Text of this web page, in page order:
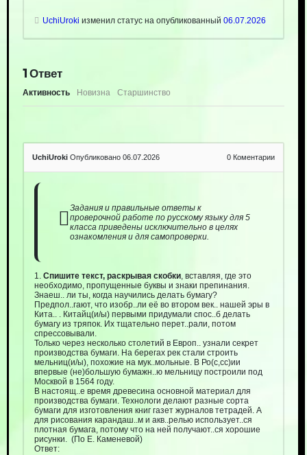
UchiUroki изменил статус на опубликованный 06.07.2026
1Ответ
Активность Новизна Старшинство
UchiUroki Опубликовано 06.07.2026 0 Коментарии
Задания и правильные ответы к
проверочной работе по русскому языку для 5
класса приведены исключительно в целях
ознакомления и для самопроверки.
1. Спишите текст, раскрывая скобки, вставляя, где это
необходимо, пропущенные буквы и знаки препинания.
Знаеш.. ли ты, когда научились делать бумагу?
Предпол..гают, что изобр..ли её во втором век.. нашей эры в
Кита.. . Китайц(и/ы) первыми придумали спос..б делать
бумагу из тряпок. Их тщательно перет..рали, потом
спрессовывали.
Только через несколько столетий в Европ.. узнали секрет
производства бумаги. На берегах рек стали строить
мельниц(и/ы), похожие на мук..мольные. В Ро(с,сс)ии
впервые (не)большую бумажн..ю мельницу построили под
Москвой в 1564 году.
В настоящ..е время древесина основной материал для
производства бумаги. Технологи делают разные сорта
бумаги для изготовления книг газет журналов тетрадей. А
для рисования карандаш..м и акв..релью использует..ся
плотная бумага, потому что на ней получают..ся хорошие
рисунки. (По Е. Каменевой)
Ответ: